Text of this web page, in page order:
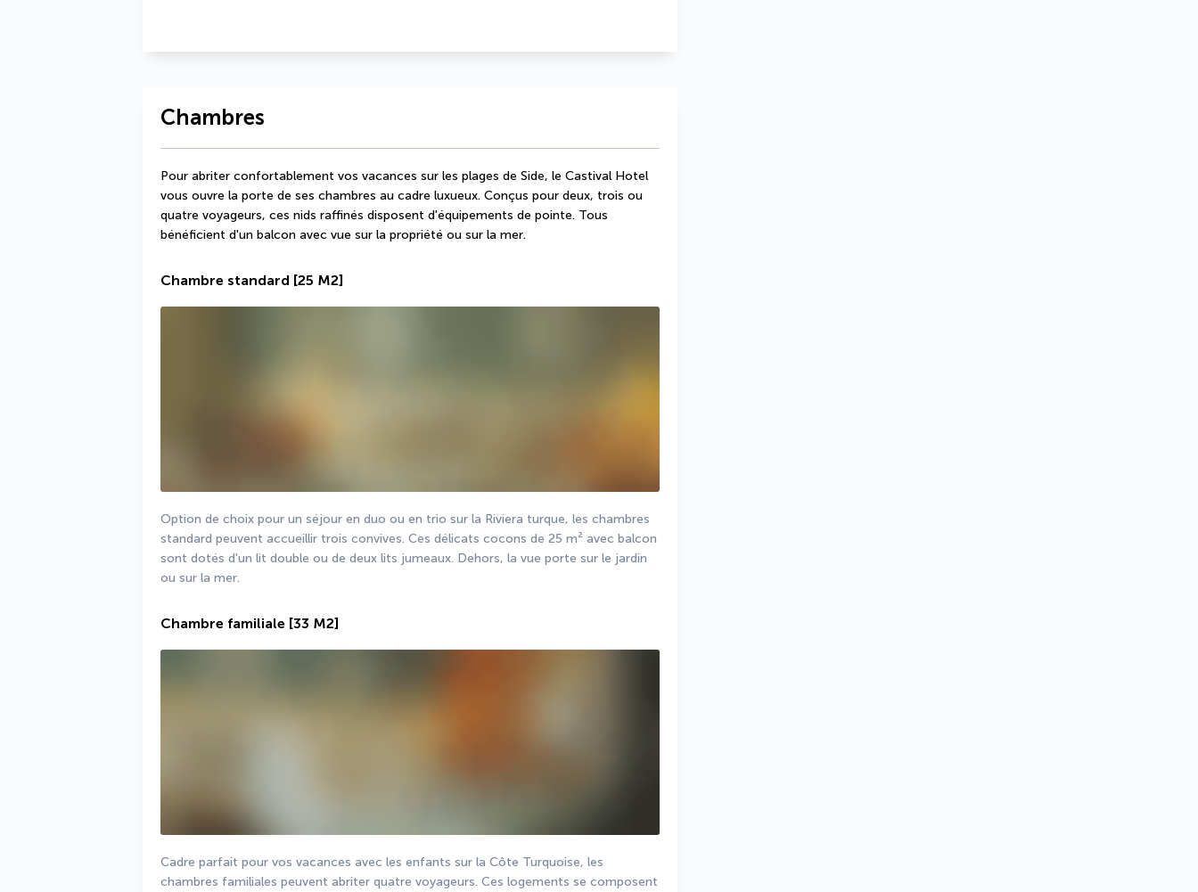
Chambres
Pour abriter confortablement vos vacances sur les plages de Side, le Castival Hotel
vous ouvre la porte de ses chambres au cadre luxueux. Conçus pour deux, trois ou
quatre voyageurs, ces nids raffinés disposent d'équipements de pointe. Tous
bénéficient d'un balcon avec vue sur la propriété ou sur la mer.
Chambre standard [25 M2]
Option de choix pour un séjour en duo ou en trio sur la Riviera turque, les chambres
standard peuvent accueillir trois convives. Ces délicats cocons de 25 m² avec balcon
sont dotés d'un lit double ou de deux lits jumeaux. Dehors, la vue porte sur le jardin
ou sur la mer.
Chambre familiale [33 M2]
Cadre parfait pour vos vacances avec les enfants sur la Côte Turquoise, les
chambres familiales peuvent abriter quatre voyageurs. Ces logements se composent